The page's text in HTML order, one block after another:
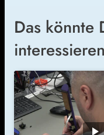
Das könnte
interessieren